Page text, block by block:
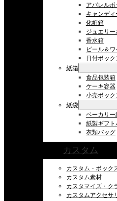
アパレル
キャンデ
化粧箱
ジュエリ
香水箱
ビール＆
日付ボック
紙箱
食品包装箱
ケーキ容器
小売ボック
紙袋
ベーカリー
紙製ギフ
衣類バッグ
カスタム
カスタム・ボック
カスタム素材
カスタマイズ・ク
カスタムアクセサ